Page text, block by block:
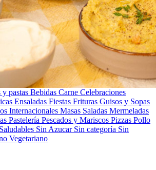
pastas Bebidas Carne Celebraciones
Ensaladas Fiestas Frituras Guisos y Sopas
Internacionales Masas Saladas Mermeladas
Pastelería Pescados y Mariscos Pizzas Pollo
Saludables Sin Azucar Sin categoría Sin
Vegetariano